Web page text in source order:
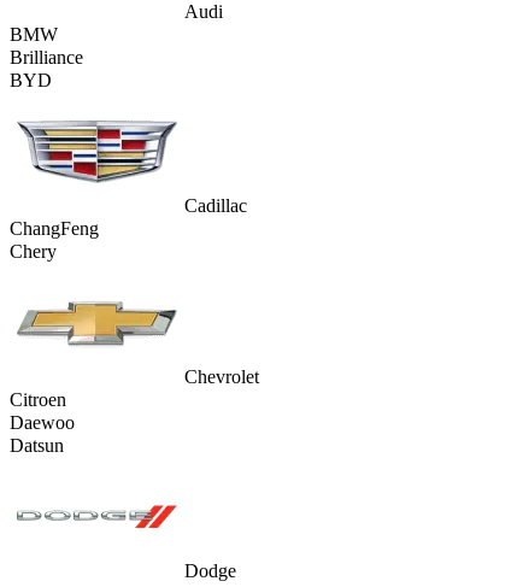
Audi
BMW
Brilliance
BYD
Cadillac
ChangFeng
Chery
Chevrolet
Citroen
Daewoo
Datsun
Dodge